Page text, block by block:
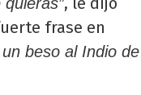
frase en
un beso al Indio de